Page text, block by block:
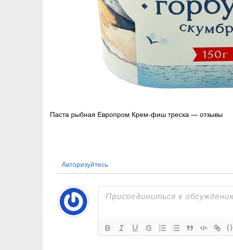
Навигация
Паста рыбная Европром Крем-фиш треска — отзывы
Авторизуйтесь
{}